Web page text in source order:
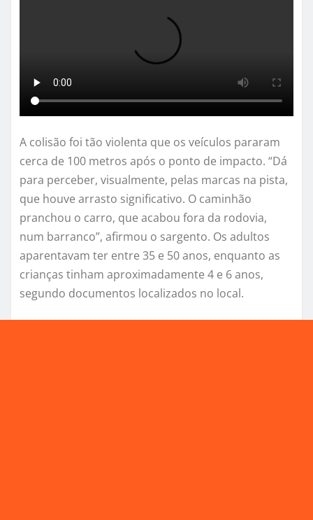
A colisão foi tão violenta que os veículos pararam
cerca de 100 metros após o ponto de impacto. “Dá
para perceber, visualmente, pelas marcas na pista,
que houve arrasto significativo. O caminhão
pranchou o carro, que acabou fora da rodovia,
num barranco”, afirmou o sargento. Os adultos
aparentavam ter entre 35 e 50 anos, enquanto as
crianças tinham aproximadamente 4 e 6 anos,
segundo documentos localizados no local.